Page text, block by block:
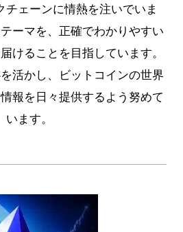
チェーンに情熱を注いでいま
ーマを、正確でわかりやすい
けることを目指しています。
活かし、ビットコインの世界
報を日々提供するよう努めて
います。